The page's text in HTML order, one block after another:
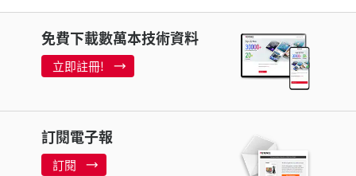
免費下載數萬本技術資料
立即註冊!
訂閱電子報
訂閱